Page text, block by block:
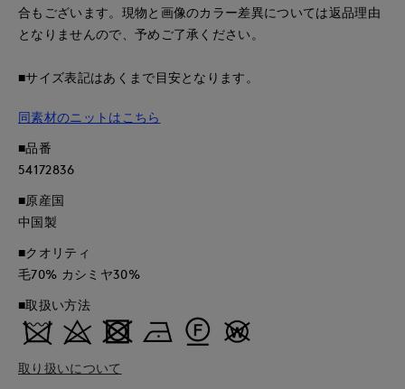
合もございます。現物と画像のカラー差異については返品理由
となりませんので、予めご了承ください。
■サイズ表記はあくまで目安となります。
同素材のニットはこちら
■品番
54172836
■原産国
中国製
■クオリティ
毛70% カシミヤ30%
■取扱い方法
取り扱いについて